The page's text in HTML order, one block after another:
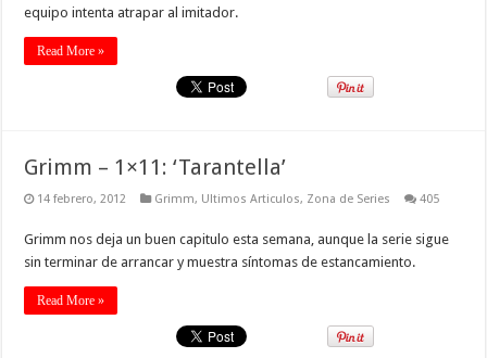
equipo intenta atrapar al imitador.
Read More »
Grimm – 1×11: ‘Tarantella’
14 febrero, 2012 Grimm, Ultimos Articulos, Zona de Series 405
Grimm nos deja un buen capitulo esta semana, aunque la serie sigue
sin terminar de arrancar y muestra síntomas de estancamiento.
Read More »